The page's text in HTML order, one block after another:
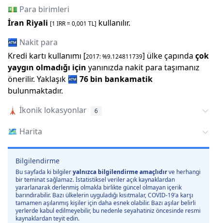
💵 Para birimleri
İran Riyali [1 IRR=0,001 TL] kullanılır.
🏧 Nakit para
Kredi kartı kullanımı [2017: %9.124811739] ülke çapında çok
yaygın olmadığı için yanınızda nakit para taşımanız
önerilir. Yaklaşık 🏧 76 bin bankamatik
bulunmaktadır.
🗼 İkonik lokasyonlar 6
🗺️ Harita
Bilgilendirme
Bu sayfada ki bilgileryalnızca bilgilendirme amaçlıdırve herhangi
bir teminat sağlamaz. İstatistiksel veriler açık kaynaklardan
yararlanarak derlenmiş olmakla birlikte güncel olmayan içerik
barındırabilir. Bazı ülkelerin uyguladığı kısıtmalar, COVID-19’a karşı
tamamen aşılanmış kişiler için daha esnek olabilir. Bazı aşılar belirli
yerlerde kabul edilmeyebilir, bu nedenle seyahatiniz öncesinde resmi
kaynaklardan teyit edin.